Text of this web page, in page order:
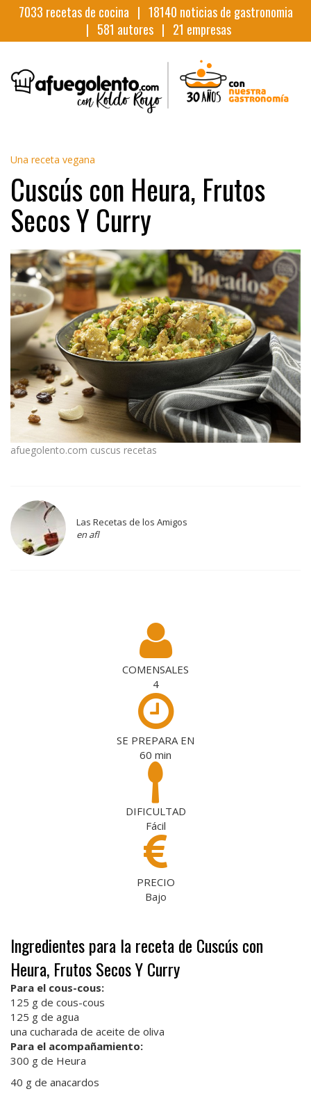
7033 recetas de cocina | 18140 noticias de gastronomia
| 581 autores | 21 empresas
Una receta vegana
Cuscús con Heura, Frutos
Secos Y Curry
afuegolento.com cuscus recetas
Las Recetas de los Amigos
en afl
COMENSALES
4
SE PREPARA EN
60 min
DIFICULTAD
Fácil
PRECIO
Bajo
Ingredientes para la receta de Cuscús con
Heura, Frutos Secos Y Curry
Para el cous-cous:
125 g de cous-cous
125 g de agua
una cucharada de aceite de oliva
Para el acompañamiento:
300 g de Heura
40 g de anacardos